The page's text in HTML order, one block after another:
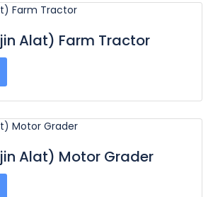
Alat) Farm Tractor
Alat) Motor Grader